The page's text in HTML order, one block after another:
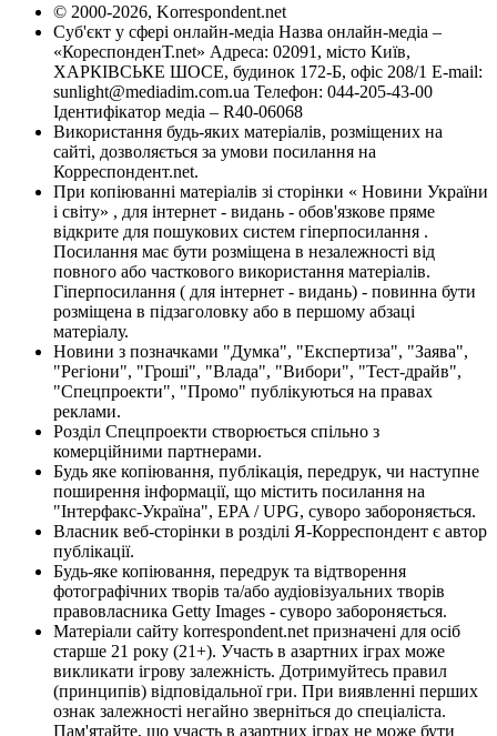
© 2000-2026, Korrespondent.net
Суб'єкт у сфері онлайн-медіа Назва онлайн-медіа –
«КореспонденТ.net» Адреса: 02091, місто Київ,
ХАРКІВСЬКЕ ШОСЕ, будинок 172-Б, офіс 208/1 E-mail:
sunlight@mediadim.com.ua Телефон: 044-205-43-00
Ідентифікатор медіа – R40-06068
Використання будь-яких матеріалів, розміщених на
сайті, дозволяється за умови посилання на
Корреспондент.net.
При копіюванні матеріалів зі сторінки « Новини України
і світу» , для інтернет - видань - обов'язкове пряме
відкрите для пошукових систем гіперпосилання .
Посилання має бути розміщена в незалежності від
повного або часткового використання матеріалів.
Гіперпосилання ( для інтернет - видань) - повинна бути
розміщена в підзаголовку або в першому абзаці
матеріалу.
Новини з позначками "Думка", "Експертиза", "Заява",
"Регіони", "Гроші", "Влада", "Вибори", "Тест-драйв",
"Спецпроекти", "Промо" публікуються на правах
реклами.
Розділ Спецпроекти створюється спільно з
комерційними партнерами.
Будь яке копіювання, публікація, передрук, чи наступне
поширення інформації, що містить посилання на
"Інтерфакс-Україна", EPA / UPG, суворо забороняється.
Власник веб-сторінки в розділі Я-Корреспондент є автор
публікації.
Будь-яке копіювання, передрук та відтворення
фотографічних творів та/або аудіовізуальних творів
правовласника Getty Images - суворо забороняється.
Матеріали сайту korrespondent.net призначені для осіб
старше 21 року (21+). Участь в азартних іграх може
викликати ігрову залежність. Дотримуйтесь правил
(принципів) відповідальної гри. При виявленні перших
ознак залежності негайно зверніться до спеціаліста.
Пам'ятайте, що участь в азартних іграх не може бути